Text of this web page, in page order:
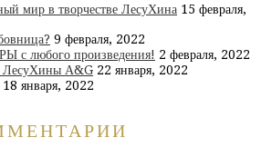
мир в творчестве ЛесуХина 15 февраля,
9 февраля, 2022
с любого произведения! 2 февраля, 2022
ЛесуХины А&G 22 января, 2022
18 января, 2022